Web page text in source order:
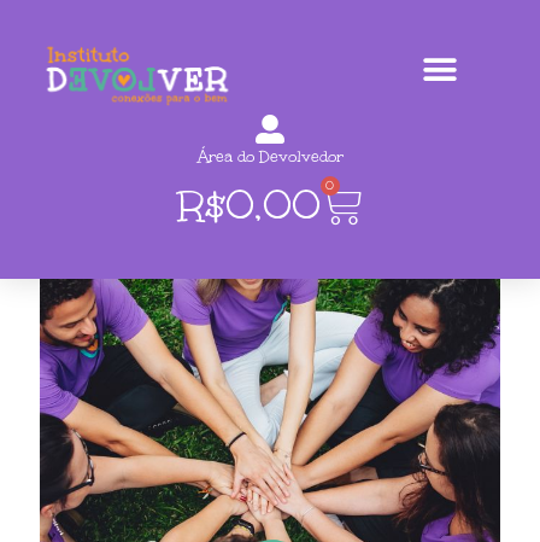
Área do Devolvedor
R$0,00 0